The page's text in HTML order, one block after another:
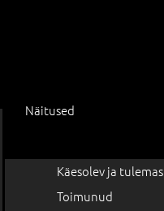
Näitused
Käesolev ja tulemas
Toimunud